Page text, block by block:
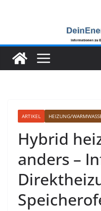
ARTIKEL HEIZUNG/
Hybrid
anders –